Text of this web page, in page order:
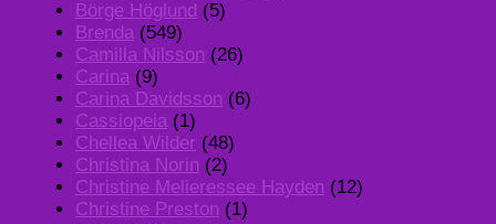
Börge Höglund (5)
Brenda (549)
Camilla Nilsson (26)
Carina (9)
Carina Davidsson (6)
Cassiopeia (1)
Chellea Wilder (48)
Christina Norin (2)
Christine Melieressee Hayden (12)
Christine Preston (1)